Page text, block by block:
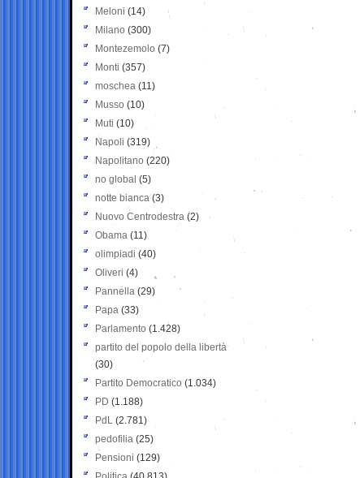
Meloni (14)
Milano (300)
Montezemolo (7)
Monti (357)
moschea (11)
Musso (10)
Muti (10)
Napoli (319)
Napolitano (220)
no global (5)
notte bianca (3)
Nuovo Centrodestra (2)
Obama (11)
olimpiadi (40)
Oliveri (4)
Pannella (29)
Papa (33)
Parlamento (1.428)
partito del popolo della libertà
(30)
Partito Democratico (1.034)
PD (1.188)
PdL (2.781)
pedofilia (25)
Pensioni (129)